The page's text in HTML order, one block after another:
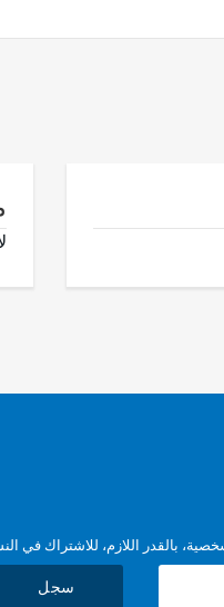
بالقدر اللازم، للاشتراك في
سجل